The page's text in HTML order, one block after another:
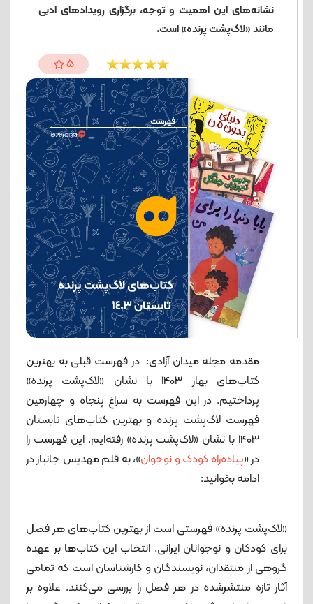
نشانه‌های این اهمیت و توجه، برگزاری رویدادهای ادبی
مانند «لاک‌پشت پرنده» است.
5
مقدمه مجله میدان آزادی: در فهرست قبلی به بهترین
کتاب‌های بهار 1403 با نشان «لاک‌پشت پرنده»
پرداختیم. در این فهرست به سراغ پنجاه و چهارمین
فهرست لاک‌پشت پرنده و بهترین کتاب‌های تابستان
1403 با نشان «لاک‌پشت پرنده» رفته‌ایم. این فهرست را
در «پیاده‌راه کودک و نوجوان»، به قلم مهدیس جانباز در
ادامه بخوانید:
«لاک‌پشت پرنده» فهرستی است از بهترین کتاب‌های هر فصل
برای کودکان و نوجوانان ایرانی. انتخاب این کتاب‌ها بر عهده
گروهی از منتقدان، نویسندگان و کارشناسان است که تمامی
آثار تازه منتشرشده در هر فصل را بررسی می‌کنند. علاوه بر